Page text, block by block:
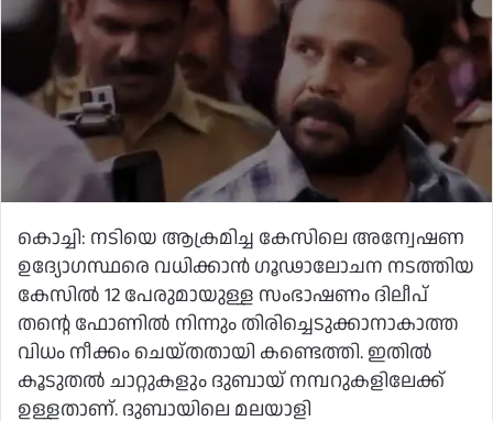
കൊച്ചി: നടിയെ ആക്രമിച്ച കേസിലെ അന്വേഷണ
ഉദ്യോഗസ്ഥരെ വധിക്കാന്‍ ഗൂഢാലോചന നടത്തിയ
കേസില്‍ 12 പേരുമായുള്ള സംഭാഷണം ദിലീപ്
തന്റെ ഫോണില്‍ നിന്നും തിരിച്ചെടുക്കാനാകാത്ത
വിധം നീക്കം ചെയ്തതായി കണ്ടെത്തി. ഇതില്‍
കൂടുതല്‍ ചാറ്റുകളും ദുബായ് നമ്പറുകളിലേക്ക്
ഉള്ളതാണ്. ദുബായിലെ മലയാളി